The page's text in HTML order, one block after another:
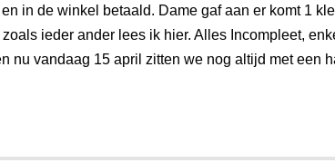
in de winkel betaald. Dame gaf aan er komt 1
ieder ander lees ik hier. Alles Incompleet,
nu vandaag 15 april zitten we nog altijd met een